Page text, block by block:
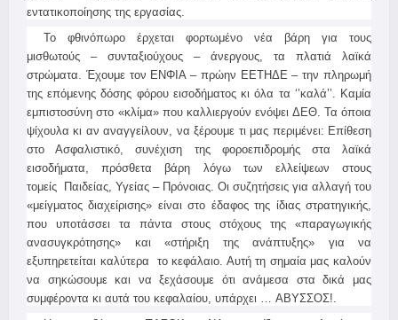
εντατικοποίησης της εργασίας.
Το φθινόπωρο έρχεται φορτωμένο νέα βάρη για τους
μισθωτούς – συνταξιούχους – άνεργους, τα πλατιά λαϊκά
στρώματα. Έχουμε τον ΕΝΦΙΑ – πρώην ΕΕΤΗΔΕ – την πληρωμή
της επόμενης δόσης φόρου εισοδήματος κι όλα τα ‘’καλά’’. Καμία
εμπιστοσύνη στο «κλίμα» που καλλιεργούν ενόψει ΔΕΘ. Τα όποια
ψίχουλα κι αν αναγγείλουν, να ξέρουμε τι μας περιμένει: Επίθεση
στο Ασφαλιστικό, συνέχιση της φοροεπιδρομής στα λαϊκά
εισοδήματα, πρόσθετα βάρη λόγω των ελλείψεων στους
τομείς Παιδείας, Υγείας – Πρόνοιας. Οι συζητήσεις για αλλαγή του
«μείγματος διαχείρισης» είναι στο έδαφος της ίδιας στρατηγικής,
που υποτάσσει τα πάντα στους στόχους της «παραγωγικής
ανασυγκρότησης» και «στήριξη της ανάπτυξης» για να
εξυπηρετείται καλύτερα το κεφάλαιο. Αυτή τη σημαία μας καλούν
να σηκώσουμε και να ξεχάσουμε ότι ανάμεσα στα δικά μας
συμφέροντα κι αυτά του κεφαλαίου, υπάρχει … ΑΒΥΣΣΟΣ!.